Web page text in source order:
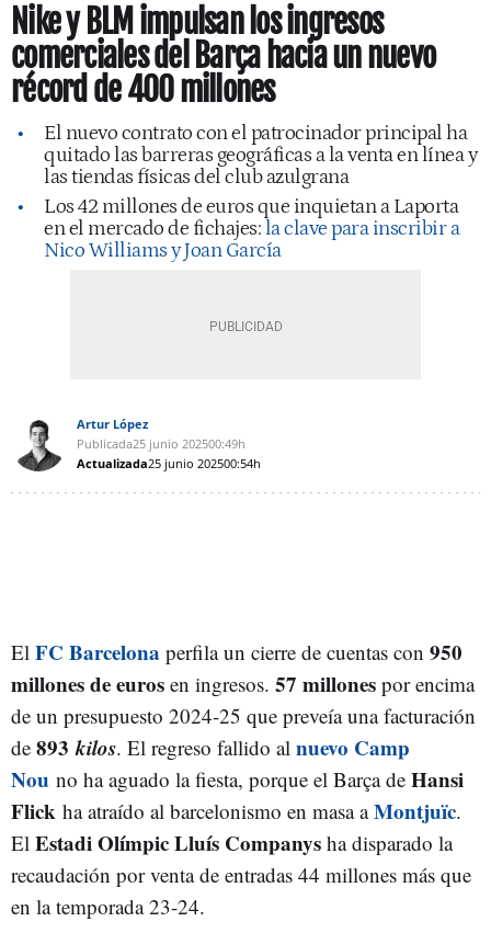
Nike y BLM impulsan los ingresos
comerciales del Barça hacia un nuevo
récord de 400 millones
El nuevo contrato con el patrocinador principal ha
quitado las barreras geográficas a la venta en línea y
las tiendas físicas del club azulgrana
Los 42 millones de euros que inquietan a Laporta
en el mercado de fichajes: la clave para inscribir a
Nico Williams y Joan García
Artur López
Publicada25 junio 202500:49h
Actualizada25 junio 202500:54h
El FC Barcelona perfila un cierre de cuentas con 950
millones de euros en ingresos. 57 millones por encima
de un presupuesto 2024-25 que preveía una facturación
de 893kilos. El regreso fallido al nuevo Camp
Nou no ha aguado la fiesta, porque el Barça de Hansi
Flick ha atraído al barcelonismo en masa aMontjuïc.
El Estadi Olímpic Lluís Companys ha disparado la
recaudación por venta de entradas 44 millones más que
en la temporada 23-24.